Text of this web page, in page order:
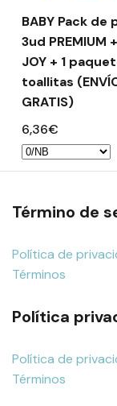
BABY Pack de
3ud PREMIUM + 3 ud
JOY + 1
toallitas
GRATIS)
6,36€
Término de
Política de
Términos
Política
Política de
Términos